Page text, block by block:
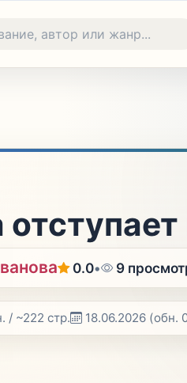
0.0• 9
/ ~222 стр. 18.06.2026 (обн.